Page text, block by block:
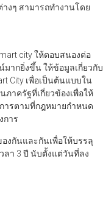
งๆ สามารถทำงานโดย
city ให้ตอบสนองต่อ
ากยิ่งขึ้น ให้ข้อมูลเกี่ยวกับ
City เพื่อเป็นต้นแบบใน
ภาครัฐที่เกี่ยวข้องเพื่อให้
ารตามที่กฎหมายกำหนด
การ
งกันและกันเพื่อให้บรรลุ
า 3 ปี นับตั้งแต่วันที่ลง